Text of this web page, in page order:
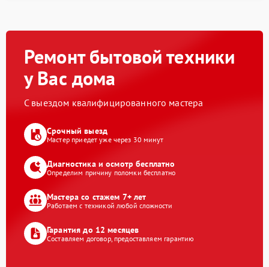
Ремонт бытовой техники
у Вас дома
С выездом квалифицированного мастера
Срочный выезд
Мастер приедет уже через 30 минут
Диагностика и осмотр бесплатно
Определим причину поломки бесплатно
Мастера со стажем 7+ лет
Работаем с техникой любой сложности
Гарантия до 12 месяцев
Составляем договор, предоставляем гарантию